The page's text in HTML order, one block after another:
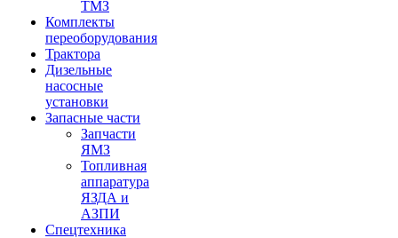
ТМЗ
Комплекты
переоборудования
Трактора
Дизельные
насосные
установки
Запасные части
Запчасти
ЯМЗ
Топливная
аппаратура
ЯЗДА и
АЗПИ
Спецтехника